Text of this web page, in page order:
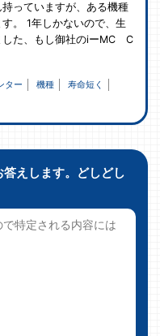
っていますが、ある機種
。 1年しかないので、生
した、もし御社のiーMC C
ター 機種
寿命短く
えします。どしどし